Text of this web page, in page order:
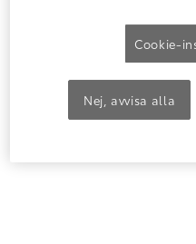
Cookie-
Nej, avvisa alla